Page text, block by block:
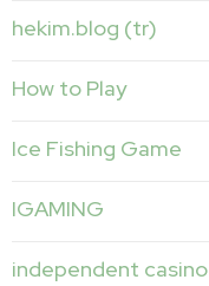
hekim.blog (tr)
How to Play
Ice Fishing Game
IGAMING
independent casino